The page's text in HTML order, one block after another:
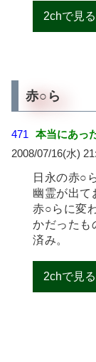
2chで見る
赤○ら
471
本当にあっ
2008/07/16(水)
日永の赤○
幽霊が出て
赤○らに変
かだったも
済み。
2chで見る